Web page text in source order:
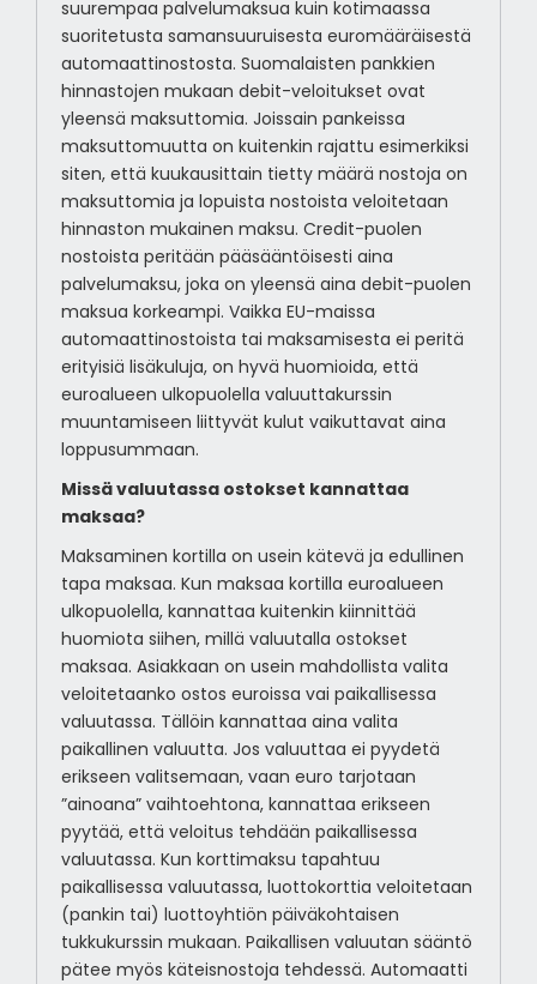
suurempaa palvelumaksua kuin kotimaassa
suoritetusta samansuuruisesta euromääräisestä
automaattinostosta. Suomalaisten pankkien
hinnastojen mukaan debit-veloitukset ovat
yleensä maksuttomia. Joissain pankeissa
maksuttomuutta on kuitenkin rajattu esimerkiksi
siten, että kuukausittain tietty määrä nostoja on
maksuttomia ja lopuista nostoista veloitetaan
hinnaston mukainen maksu. Credit-puolen
nostoista peritään pääsääntöisesti aina
palvelumaksu, joka on yleensä aina debit-puolen
maksua korkeampi. Vaikka EU-maissa
automaattinostoista tai maksamisesta ei peritä
erityisiä lisäkuluja, on hyvä huomioida, että
euroalueen ulkopuolella valuuttakurssin
muuntamiseen liittyvät kulut vaikuttavat aina
loppusummaan.
Missä valuutassa ostokset kannattaa
maksaa?
Maksaminen kortilla on usein kätevä ja edullinen
tapa maksaa. Kun maksaa kortilla euroalueen
ulkopuolella, kannattaa kuitenkin kiinnittää
huomiota siihen, millä valuutalla ostokset
maksaa. Asiakkaan on usein mahdollista valita
veloitetaanko ostos euroissa vai paikallisessa
valuutassa. Tällöin kannattaa aina valita
paikallinen valuutta. Jos valuuttaa ei pyydetä
erikseen valitsemaan, vaan euro tarjotaan
”ainoana” vaihtoehtona, kannattaa erikseen
pyytää, että veloitus tehdään paikallisessa
valuutassa. Kun korttimaksu tapahtuu
paikallisessa valuutassa, luottokorttia veloitetaan
(pankin tai) luottoyhtiön päiväkohtaisen
tukkukurssin mukaan. Paikallisen valuutan sääntö
pätee myös käteisnostoja tehdessä. Automaatti